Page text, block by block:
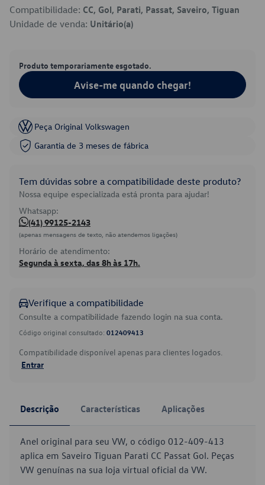
Compatibilidade: CC, Gol, Parati, Passat, Saveiro, Tiguan
Unidade de venda: Unitário(a)
Produto temporariamente esgotado.
Avise-me quando chegar!
Peça Original Volkswagen
Garantia de 3 meses de fábrica
Tem dúvidas sobre a compatibilidade deste produto?
Nossa equipe especializada está pronta para ajudar!
Whatsapp:
(41) 99125-2143
(apenas mensagens de texto, não atendemos ligações)
Horário de atendimento:
Segunda à sexta, das 8h às 17h.
Verifique a compatibilidade
Consulte a compatibilidade fazendo login na sua conta.
Código original consultado: 012409413
Compatibilidade disponível apenas para clientes logados.
Entrar
Descrição Características Aplicações
Anel original para seu VW, o código 012-409-413
aplica em Saveiro Tiguan Parati CC Passat Gol. Peças
VW genuínas na sua loja virtual oficial da VW.